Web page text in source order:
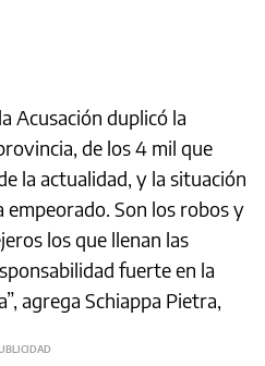
Acusación duplicó la
de los 4 mil que
la actualidad, y la situación
empeorado. Son los robos y
los que llenan las
fuerte en la
agrega Schiappa Pietra,